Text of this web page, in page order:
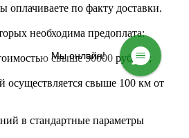
по факту доставки.
необходима предоплата:
свыше 50000 рублей;
осуществляется свыше 100 км от
в стандартные параметры
Мы онлайн!